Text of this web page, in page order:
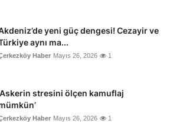
yeni güç dengesi! Cezayir ve
aynı ma...
Haber Mayıs 26, 2026 1
stresini ölçen kamuflaj
Haber Mayıs 26, 2026 1